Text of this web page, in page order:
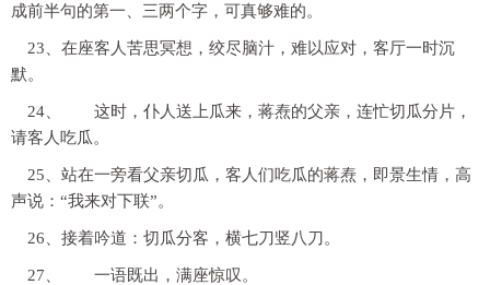
成前半句的第一、三两个字，可真够难的。
23、在座客人苦思冥想，绞尽脑汁，难以应对，客厅一时沉
默。
24、 这时，仆人送上瓜来，蒋焘的父亲，连忙切瓜分片，
请客人吃瓜。
25、站在一旁看父亲切瓜，客人们吃瓜的蒋焘，即景生情，高
声说：“我来对下联”。
26、接着吟道：切瓜分客，横七刀竖八刀。
27、 一语既出，满座惊叹。